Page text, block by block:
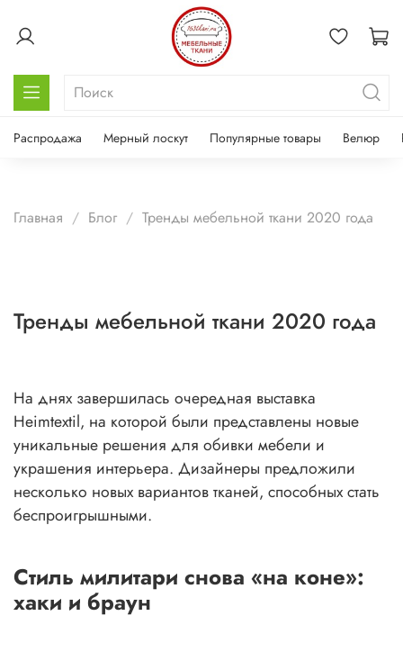
Распродажа Мерный лоскут Популярные товары Велюр
Главная Блог Тренды мебельной ткани 2020 года
Тренды мебельной ткани 2020 года
На днях завершилась очередная выставка
Heimtextil, на которой были представлены новые
уникальные решения для обивки мебели и
украшения интерьера. Дизайнеры предложили
несколько новых вариантов тканей, способных стать
беспроигрышными.
Стиль милитари снова «на коне»:
хаки и браун